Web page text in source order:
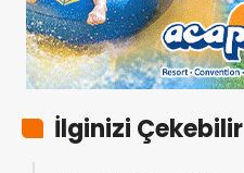
İlginizi Çekebilir